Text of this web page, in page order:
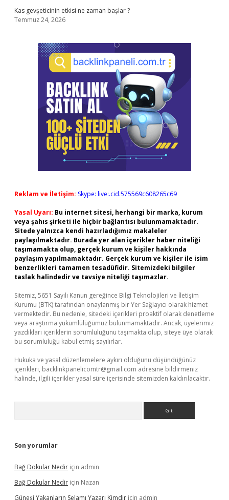
Kas gevşeticinin etkisi ne zaman başlar ?
Temmuz 24, 2026
Reklam ve İletişim: Skype: live:.cid.575569c608265c69
Yasal Uyarı: Bu internet sitesi, herhangi bir marka, kurum
veya şahıs şirketi ile hiçbir bağlantısı bulunmamaktadır.
Sitede yalnızca kendi hazırladığımız makaleler
paylaşılmaktadır. Burada yer alan içerikler haber niteliği
taşımamakta olup, gerçek kurum ve kişiler hakkında
paylaşım yapılmamaktadır. Gerçek kurum ve kişiler ile isim
benzerlikleri tamamen tesadüfidir. Sitemizdeki bilgiler
taslak halindedir ve tavsiye niteliği taşımazlar.
Sitemiz, 5651 Sayılı Kanun gereğince Bilgi Teknolojileri ve İletişim
Kurumu (BTK) tarafından onaylanmış bir Yer Sağlayıcı olarak hizmet
vermektedir. Bu nedenle, sitedeki içerikleri proaktif olarak denetleme
veya araştırma yükümlülüğümüz bulunmamaktadır. Ancak, üyelerimiz
yazdıkları içeriklerin sorumluluğunu taşımakta olup, siteye üye olarak
bu sorumluluğu kabul etmiş sayılırlar.
Hukuka ve yasal düzenlemelere aykırı olduğunu düşündüğünüz
içerikleri, backlinkpanelicomtr@gmail.com adresine bildirmeniz
halinde, ilgili içerikler yasal süre içerisinde sitemizden kaldırılacaktır.
Son yorumlar
Bağ Dokular Nedir için admin
Bağ Dokular Nedir için Nazan
Güneşi Yakanların Selamı Yazarı Kimdir için admin